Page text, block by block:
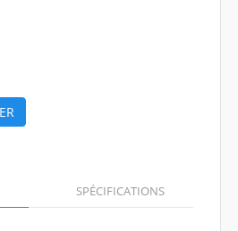
SPÉCIFICATIONS